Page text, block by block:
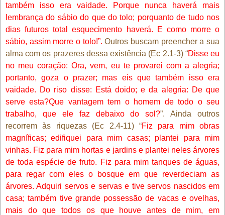
também isso era vaidade. Porque nunca haverá mais
lembrança do sábio do que do tolo; porquanto de tudo nos
dias futuros total esquecimento haverá. E como morre o
sábio, assim morre o tolo!”.Outros buscam preencher a sua
alma com os prazeres dessa existência (Ec 2.1-3) “Disse eu
no meu coração: Ora, vem, eu te provarei com a alegria;
portanto, goza o prazer; mas eis que também isso era
vaidade. Do riso disse: Está doido; e da alegria: De que
serve esta?Que vantagem tem o homem de todo o seu
trabalho, que ele faz debaixo do sol?”.
Ainda outros
recorrem às riquezas (Ec 2.4-11) “Fiz para mim obras
magníficas; edifiquei para mim casas; plantei para mim
vinhas. Fiz para mim hortas e jardins e plantei neles árvores
de toda espécie de fruto. Fiz para mim tanques de águas,
para regar com eles o bosque em que reverdeciam as
árvores. Adquiri servos e servas e tive servos nascidos em
casa; também tive grande possessão de vacas e ovelhas,
mais do que todos os que houve antes de mim, em